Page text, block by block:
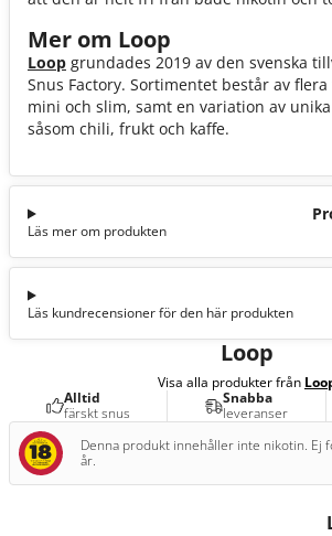
Mer om Loop
Loop grundades 2019 av den svenska
Snus Factory. Sortimentet består av
mini och slim, samt en variation av
såsom chili, frukt och kaffe.
Läs mer om produkten
Läs kundrecensioner för den här produkten
Loop
Visa alla produkter från
Alltid
färskt snus
Snabba
leveranser
Denna produkt innehåller inte nikotin. Ej
år.